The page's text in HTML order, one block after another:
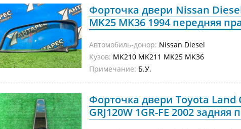
Форточка двери Nissan
MK25 MK36 1994 передняя
Автомобиль-донор: Nissan Diesel
Кузов: MK210 MK211 MK25 MK36
Примечание: Б.У.
Форточка двери Toyota Land
GRJ120W 1GR-FE 2002 задняя